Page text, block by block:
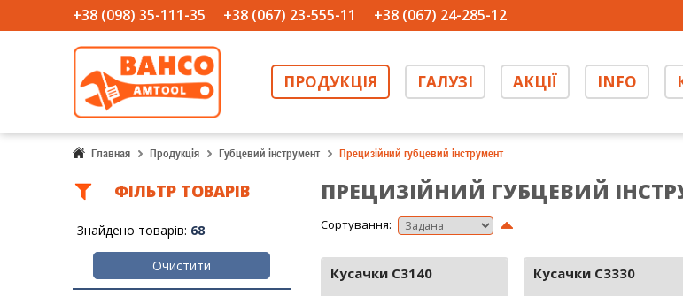
+38 (098) 35-111-35 +38 (067) 23-555-11 +38 (067) 24-285-12
ПРОДУКЦІЯ ГАЛУЗІ АКЦІЇ INFO
Главная Продукція Губцевий інструмент Прецизійний губцевий інструмент
ПРЕЦИЗІЙНИЙ ГУБЦЕВИЙ
Сортування:
Кусачки C3140 Кусачки C3330
ФIЛЬТР ТОВАРIВ
Знайдено товарів: 68
Очистити